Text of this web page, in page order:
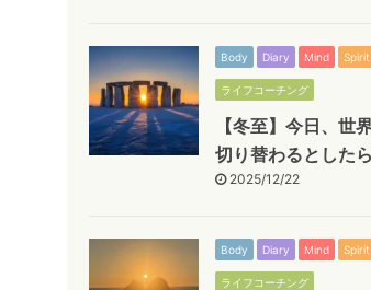
Body Diary Mind Spirit
ライフコーチング
【冬至】今日、世
切り替わるとしたら
2025/12/22
Body Diary Mind Spirit
ライフコーチング